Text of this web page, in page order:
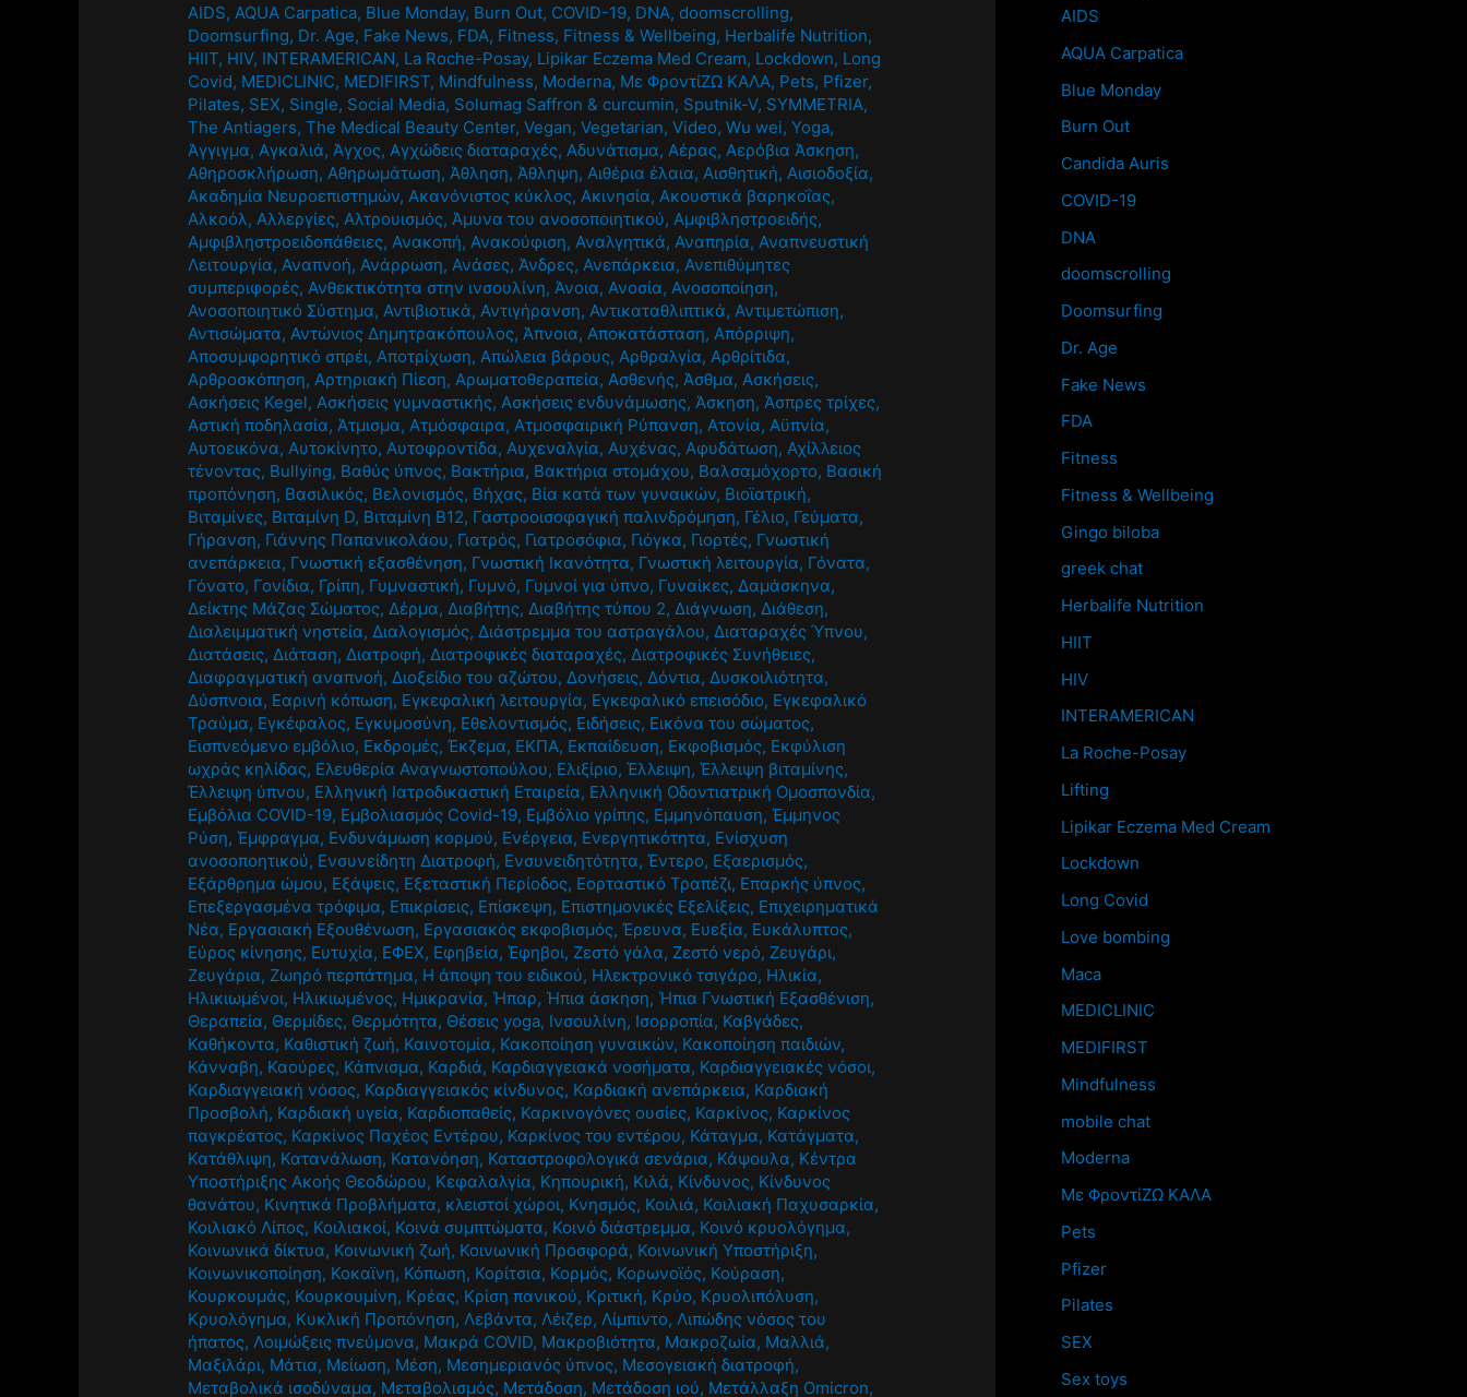
AIDS, AQUA Carpatica, Blue Monday, Burn Out, COVID-19, DNA,doomscrolling,
Doomsurfing, Dr. Age, Fake News, FDA, Fitness, Fitness & Wellbeing, Herbalife Nutrition,
HIIT, HIV, INTERAMERICAN, La Roche-Posay, Lipikar Eczema Med Cream, Lockdown, Long
Covid, MEDICLINIC, MEDIFIRST, Mindfulness, Moderna, Mε ΦροντίΖΩ ΚΑΛΑ, Pets, Pfizer,
Pilates, SEX, Single, Social Media, Solumag Saffron & curcumin, Sputnik-V, SYMMETRIA,
The Antiagers,The Medical Beauty Center,Vegan,Vegetarian,Video,Wu wei,Yoga,
Άγγιγμα, Αγκαλιά, Άγχος, Αγχώδεις διαταραχές, Αδυνάτισμα, Αέρας, Αερόβια Άσκηση,
Αθηροσκλήρωση, Αθηρωμάτωση, Άθληση, Άθληψη, Αιθέρια έλαια, Αισθητική, Αισιοδοξία,
Ακαδημία Νευροεπιστημών, Ακανόνιστος κύκλος, Ακινησία, Ακουστικά βαρηκοΐας,
Αλκοόλ, Αλλεργίες, Αλτρουισμός, Άμυνα του ανοσοποιητικού, Αμφιβληστροειδής,
Αμφιβληστροειδοπάθειες, Ανακοπή, Ανακούφιση, Αναλγητικά, Αναπηρία, Αναπνευστική
Λειτουργία, Αναπνοή, Ανάρρωση, Ανάσες, Άνδρες, Ανεπάρκεια, Ανεπιθύμητες
συμπεριφορές, Ανθεκτικότητα στην ινσουλίνη, Άνοια, Ανοσία, Ανοσοποίηση,
Ανοσοποιητικό Σύστημα, Αντιβιοτικά, Αντιγήρανση, Αντικαταθλιπτικά, Αντιμετώπιση,
Αντισώματα, Αντώνιος Δημητρακόπουλος, Άπνοια, Αποκατάσταση, Απόρριψη,
Αποσυμφορητικό σπρέι, Αποτρίχωση, Απώλεια βάρους, Αρθραλγία, Αρθρίτιδα,
Αρθροσκόπηση, Αρτηριακή Πίεση, Αρωματοθεραπεία, Ασθενής, Άσθμα, Ασκήσεις,
Ασκήσεις Kegel, Ασκήσεις γυμναστικής, Ασκήσεις ενδυνάμωσης, Άσκηση, Άσπρες τρίχες,
Αστική ποδηλασία, Άτμισμα, Ατμόσφαιρα, Ατμοσφαιρική Ρύπανση, Ατονία, Αϋπνία,
Αυτοεικόνα, Αυτοκίνητο, Αυτοφροντίδα, Αυχεναλγία, Αυχένας, Αφυδάτωση, Αχίλλειος
τένοντας, Βullying, Βαθύς ύπνος, Βακτήρια, Βακτήρια στομάχου, Βαλσαμόχορτο, Βασική
προπόνηση, Βασιλικός, Βελονισμός, Βήχας, Βία κατά των γυναικών, Βιοϊατρική,
Βιταμίνες, Βιταμίνη D, Βιταμίνη Β12, Γαστροοισοφαγική παλινδρόμηση, Γέλιο, Γεύματα,
Γήρανση, Γιάννης Παπανικολάου, Γιατρός, Γιατροσόφια, Γιόγκα, Γιορτές, Γνωστική
ανεπάρκεια, Γνωστική εξασθένηση, Γνωστική Ικανότητα, Γνωστική λειτουργία, Γόνατα,
Γόνατο, Γονίδια, Γρίπη, Γυμναστική, Γυμνό, Γυμνοί για ύπνο, Γυναίκες, Δαμάσκηνα,
Δείκτης Μάζας Σώματος, Δέρμα, Διαβήτης, Διαβήτης τύπου 2, Διάγνωση, Διάθεση,
Διαλειμματική νηστεία, Διαλογισμός, Διάστρεμμα του αστραγάλου, Διαταραχές Ύπνου,
Διατάσεις, Διάταση, Διατροφή, Διατροφικές διαταραχές, Διατροφικές Συνήθειες,
Διαφραγματική αναπνοή, Διοξείδιο του αζώτου, Δονήσεις, Δόντια, Δυσκοιλιότητα,
Δύσπνοια, Εαρινή κόπωση, Εγκεφαλική λειτουργία, Εγκεφαλικό επεισόδιο, Εγκεφαλικό
Τραύμα, Εγκέφαλος, Εγκυμοσύνη, Εθελοντισμός, Ειδήσεις, Εικόνα του σώματος,
Εισπνεόμενο εμβόλιο, Εκδρομές,Έκζεμα, ΕΚΠΑ, Εκπαίδευση, Εκφοβισμός, Εκφύλιση
ωχράς κηλίδας, Ελευθερία Αναγνωστοπούλου, Ελιξίριο,Έλλειψη,Έλλειψη βιταμίνης,
Έλλειψη ύπνου, Ελληνική Ιατροδικαστική Εταιρεία, Ελληνική Οδοντιατρική Ομοσπονδία,
Εμβόλια COVID-19, Εμβολιασμός Covid-19, Εμβόλιο γρίπης, Εμμηνόπαυση,Έμμηνος
Ρύση,Έμφραγμα, Ενδυνάμωση κορμού, Ενέργεια, Ενεργητικότητα, Ενίσχυση
ανοσοποητικού, Ενσυνείδητη Διατροφή, Ενσυνειδητότητα,Έντερο, Εξαερισμός,
Εξάρθρημα ώμου, Εξάψεις, Εξεταστική Περίοδος, Εορταστικό Τραπέζι, Επαρκής ύπνος,
Επεξεργασμένα τρόφιμα, Επικρίσεις, Επίσκεψη, Επιστημονικές Εξελίξεις, Επιχειρηματικά
Νέα, Εργασιακή Εξουθένωση, Εργασιακός εκφοβισμός,Έρευνα, Ευεξία, Ευκάλυπτος,
Εύρος κίνησης, Ευτυχία, ΕΦΕΧ, Εφηβεία,Έφηβοι, Ζεστό γάλα, Ζεστό νερό, Ζευγάρι,
Ζευγάρια, Ζωηρό περπάτημα, Η άποψη του ειδικού, Ηλεκτρονικό τσιγάρο, Ηλικία,
Ηλικιωμένοι, Ηλικιωμένος, Ημικρανία, Ήπαρ, Ήπια άσκηση, Ήπια Γνωστική Εξασθένιση,
Θεραπεία, Θερμίδες, Θερμότητα, Θέσεις yoga, Ινσουλίνη, Ισορροπία, Καβγάδες,
Καθήκοντα, Καθιστική ζωή, Καινοτομία, Κακοποίηση γυναικών, Κακοποίηση παιδιών,
Κάνναβη, Καούρες, Κάπνισμα, Καρδιά, Καρδιαγγειακά νοσήματα, Καρδιαγγειακές νόσοι,
Καρδιαγγειακή νόσος, Καρδιαγγειακός κίνδυνος, Καρδιακή ανεπάρκεια, Καρδιακή
Προσβολή, Καρδιακή υγεία, Καρδιοπαθείς, Καρκινογόνες ουσίες, Καρκίνος, Καρκίνος
παγκρέατος, Καρκίνος Παχέος Εντέρου, Καρκίνος του εντέρου, Κάταγμα, Κατάγματα,
Κατάθλιψη, Κατανάλωση, Κατανόηση, Καταστροφολογικά σενάρια, Κάψουλα, Κέντρα
Υποστήριξης Ακοής Θεοδώρου, Κεφαλαλγία, Κηπουρική, Κιλά, Κίνδυνος, Κίνδυνος
θανάτου, Κινητικά Προβλήματα, κλειστοί χώροι, Κνησμός, Κοιλιά, Κοιλιακή Παχυσαρκία,
Κοιλιακό Λίπος, Κοιλιακοί, Κοινά συμπτώματα, Κοινό διάστρεμμα, Κοινό κρυολόγημα,
Κοινωνικά δίκτυα, Κοινωνική ζωή, Κοινωνική Προσφορά, Κοινωνική Υποστήριξη,
Κοινωνικοποίηση, Κοκαϊνη, Κόπωση, Κορίτσια, Κορμός, Κορωνοϊός, Κούραση,
Κουρκουμάς, Κουρκουμίνη, Κρέας, Κρίση πανικού, Κριτική, Κρύο, Κρυολιπόλυση,
Κρυολόγημα, Κυκλική Προπόνηση, Λεβάντα, Λέιζερ, Λίμπιντο, Λιπώδης νόσος του
ήπατος, Λοιμώξεις πνεύμονα, Μακρά COVID, Μακροβιότητα, Μακροζωία, Μαλλιά,
Μαξιλάρι, Μάτια, Μείωση, Μέση, Μεσημεριανός ύπνος, Μεσογειακή διατροφή,
Μεταβολικά ισοδύναμα, Μεταβολισμός, Μετάδοση, Μετάδοση ιού, Μετάλλαξη Omicron,
AIDS
AQUA Carpatica
Blue Monday
Burn Out
Candida Auris
COVID-19
DNA
doomscrolling
Doomsurfing
Dr. Age
Fake News
FDA
Fitness
Fitness & Wellbeing
Gingo biloba
greek chat
Herbalife Nutrition
HIIT
HIV
INTERAMERICAN
La Roche-Posay
Lifting
Lipikar Eczema Med Cream
Lockdown
Long Covid
Love bombing
Maca
MEDICLINIC
MEDIFIRST
Mindfulness
mobile chat
Moderna
Mε ΦροντίΖΩ ΚΑΛΑ
Pets
Pfizer
Pilates
SEX
Sex toys